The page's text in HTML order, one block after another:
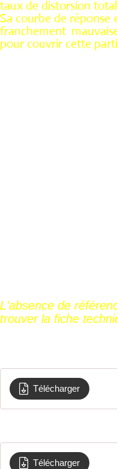
taux de distorsion
Sa courbe de réponse
franchement
pour couvrir cette
L'absence de
trouver la fiche
Télécharger
Télécharger